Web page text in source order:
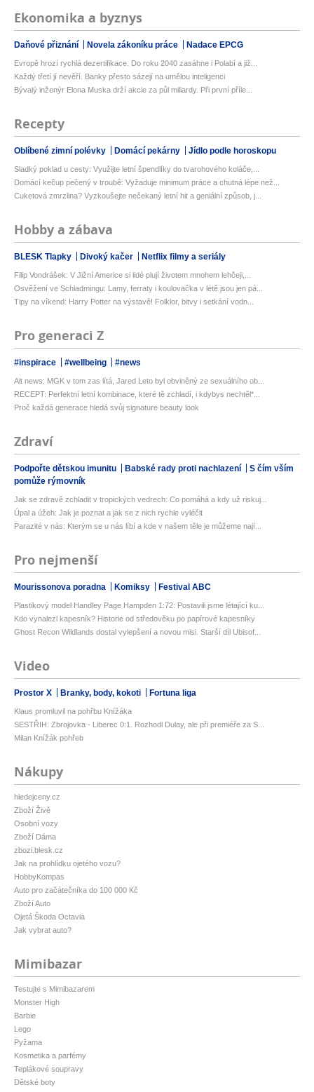
Ekonomika a byznys
Daňové přiznání Novela zákoníku práce Nadace EPCG
Evropě hrozí rychlá dezertifikace. Do roku 2040 zasáhne i Polabí a již...
Každý třetí jí nevěří. Banky přesto sázejí na umělou inteligenci
Bývalý inženýr Elona Muska drží akcie za půl miliardy. Při první příle...
Recepty
Oblíbené zimní polévky Domácí pekárny Jídlo podle horoskopu
Sladký poklad u cesty: Využijte letní špendlíky do tvarohového koláče,...
Domácí kečup pečený v troubě: Vyžaduje minimum práce a chutná lépe než...
Cuketová zmrzlina? Vyzkoušejte nečekaný letní hit a geniální způsob, j...
Hobby a zábava
BLESK Tlapky Divoký kačer Netflix filmy a seriály
Filip Vondrášek: V Jižní Americe si lidé plují životem mnohem lehčeji,...
Osvěžení ve Schladmingu: Lamy, ferraty i koulovačka v létě jsou jen pá...
Tipy na víkend: Harry Potter na výstavě! Folklor, bitvy i setkání vodn...
Pro generaci Z
#inspirace #wellbeing #news
Alt news: MGK v tom zas lítá, Jared Leto byl obviněný ze sexuálního ob...
RECEPT: Perfektní letní kombinace, které tě zchladí, i kdybys nechtěl*...
Proč každá generace hledá svůj signature beauty look
Zdraví
Podpořte dětskou imunitu Babské rady proti nachlazení
S čím vším
pomůže rýmovník
Jak se zdravě zchladit v tropických vedrech: Co pomáhá a kdy už riskuj...
Úpal a úžeh: Jak je poznat a jak se z nich rychle vyléčit
Parazité v nás: Kterým se u nás líbí a kde v našem těle je můžeme nají...
Pro nejmenší
Mourissonova poradna Komiksy Festival ABC
Plastikový model Handley Page Hampden 1:72: Postavili jsme létající ku...
Kdo vynalezl kapesník? Historie od středověku po papírové kapesníky
Ghost Recon Wildlands dostal vylepšení a novou misi. Starší díl Ubisof...
Video
Prostor X Branky, body, kokoti Fortuna liga
Klaus promluvil na pohřbu Knížáka
SESTŘIH: Zbrojovka - Liberec 0:1. Rozhodl Dulay, ale při premiéře za S...
Milan Knížák pohřeb
Nákupy
hledejceny.cz
Zboží Živě
Osobní vozy
Zboží Dáma
zbozi.blesk.cz
Jak na prohlídku ojetého vozu?
HobbyKompas
Auto pro začátečníka do 100 000 Kč
Zboží Auto
Ojetá Škoda Octavia
Jak vybrat auto?
Mimibazar
Testujte s Mimibazarem
Monster High
Barbie
Lego
Pyžama
Kosmetika a parfémy
Teplákové soupravy
Dětské boty